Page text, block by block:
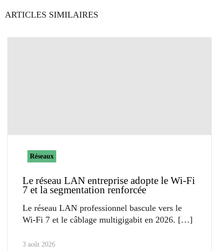
ARTICLES SIMILAIRES
Réseaux
Le réseau LAN entreprise adopte le Wi-Fi
7 et la segmentation renforcée
Le réseau LAN professionnel bascule vers le
Wi-Fi 7 et le câblage multigigabit en 2026.
3 août 2026